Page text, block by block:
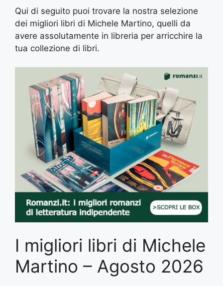
Qui di seguito puoi trovare la nostra selezione
dei migliori libri di Michele Martino, quelli da
avere assolutamente in libreria per arricchire la
tua collezione di libri.
I migliori libri di Michele
Martino – Agosto 2026